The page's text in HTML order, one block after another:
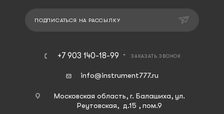
ПОДПИСАТЬСЯ НА РАССЫЛКУ
+7 903 140-18-99 ЗАКАЗАТЬ ЗВОНОК
info@instrument777.ru
Московская область, г. Балашиха, ул.
Реутовская, д.15 , пом.9